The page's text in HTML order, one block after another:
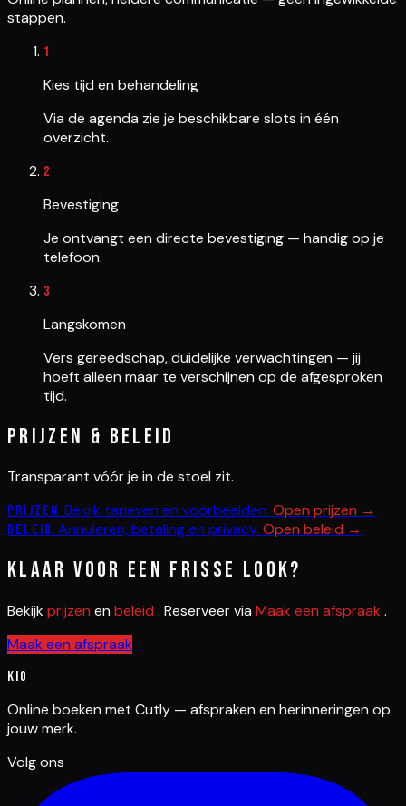
stappen.
1
Kies tijd en behandeling
Via de agenda zie je beschikbare slots in één
overzicht.
2
Bevestiging
Je ontvangt een directe bevestiging — handig op je
telefoon.
3
Langskomen
Vers gereedschap, duidelijke verwachtingen — jij
hoeft alleen maar te verschijnen op de afgesproken
tijd.
Prijzen & beleid
Transparant vóór je in de stoel zit.
Prijzen Bekijk tarieven en voorbeelden. Open prijzen →
Beleid Annuleren, betaling en privacy. Open beleid →
Klaar voor een frisse look?
Bekijkprijzen en beleid . Reserveer via Maak een afspraak .
Maak een afspraak
Kio
Online boeken met Cutly — afspraken en herinneringen op
jouw merk.
Volg ons